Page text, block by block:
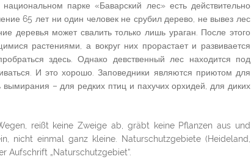
парке «Баварский лес» есть действительно
65 лет ни один человек не срубил дерево, не вывез лес
деревья может свалить только лишь ураган. После этого
растениями, а вокруг них прорастает и развивается
здесь. Однако девственный лес находится под
И это хорошо. Заповедники являются приютом для
– для редких птиц и пахучих орхидей, для диких
reißt keine Zweige ab, gräbt keine Pflanzen aus und
nicht einmal ganz kleine. Naturschutzgebiete (Heideland,
Aufschrift „Naturschutzgebiet“.